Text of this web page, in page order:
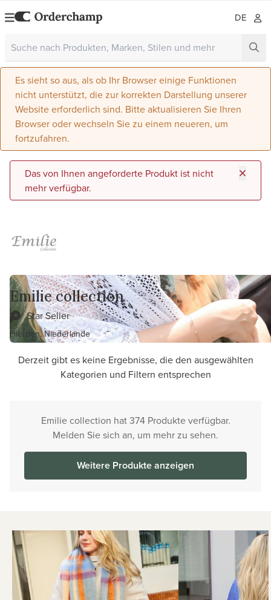
DE
Es sieht so aus, als ob Ihr Browser einige Funktionen
nicht unterstützt, die zur korrekten Darstellung unserer
Website erforderlich sind. Bitte aktualisieren Sie Ihren
Browser oder wechseln Sie zu einem neueren, um
fortzufahren.
Das von Ihnen angeforderte Produkt ist nicht
mehr verfügbar.
Emilie collection
Star Seller
Hierden, Niederlande
Derzeit gibt es keine Ergebnisse, die den ausgewählten
Kategorien und Filtern entsprechen
Emilie collection hat 374 Produkte verfügbar.
Melden Sie sich an, um mehr zu sehen.
Weitere Produkte anzeigen